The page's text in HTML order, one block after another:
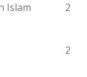
Islam 2
2